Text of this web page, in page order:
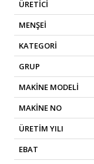
ÜRETİCİ
MENŞEİ
KATEGORİ
GRUP
MAKİNE MODELİ
MAKİNE NO
ÜRETİM YILI
EBAT